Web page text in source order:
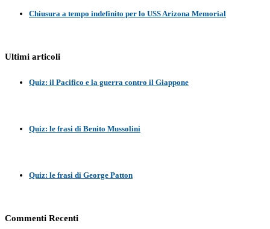
Chiusura a tempo indefinito per lo USS Arizona Memorial
Ultimi articoli
Quiz: il Pacifico e la guerra contro il Giappone
Quiz: le frasi di Benito Mussolini
Quiz: le frasi di George Patton
Commenti Recenti